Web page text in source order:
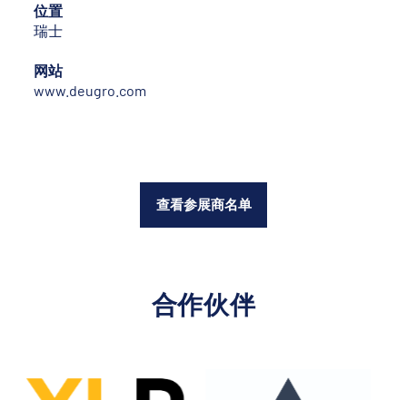
位置
瑞士
网站
www.deugro.com
查看参展商名单
合作伙伴